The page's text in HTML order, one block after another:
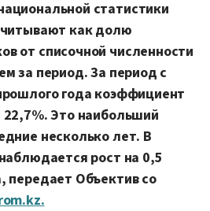
статистики
как долю
от списочной численности
за период. За период с
года коэффициент
22,7%. Это наибольший
несколько лет. В
рост на 0,5
передает Объектив со